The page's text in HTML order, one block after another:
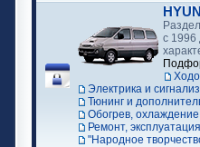
с 1996
Электрика и
Тюнинг и
Обогрев,
Ремонт,
"Народное